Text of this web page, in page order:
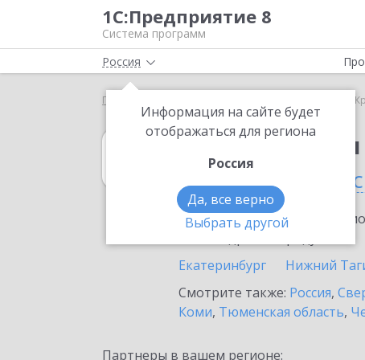
1С:Предприятие 8
Система программ
Россия
Информация на сайте будет
отображаться для региона
Россия
Да, все верно
Выбрать другой
Главная
1С:Бухгалтерия
в
Ознакомьтесь с
Екатеринбург
Нижний
Смотрите также: Россия,
Коми, Тюменская область,
Партнеры в вашем регионе: